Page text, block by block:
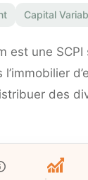
Capital
est une SCPI
des